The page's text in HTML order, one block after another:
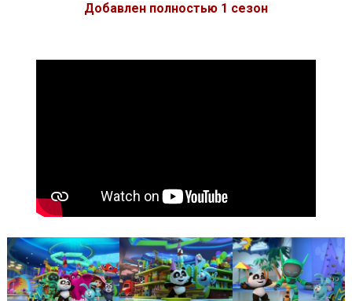
Добавлен полностью 1 сезон